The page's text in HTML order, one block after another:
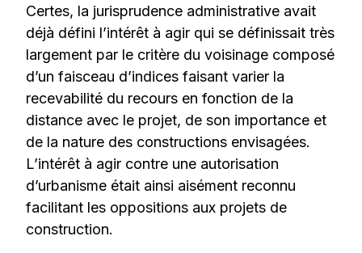
Certes, la jurisprudence administrative avait
déjà défini l’intérêt à agir qui se définissait très
largement par le critère du voisinage composé
d’un faisceau d’indices faisant varier la
recevabilité du recours en fonction de la
distance avec le projet, de son importance et
de la nature des constructions envisagées.
L’intérêt à agir contre une autorisation
d’urbanisme était ainsi aisément reconnu
facilitant les oppositions aux projets de
construction.